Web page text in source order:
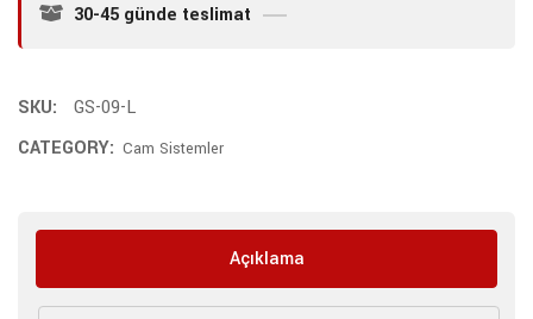
30-45 günde teslimat
SKU:
GS-09-L
CATEGORY: Cam Sistemler
Açıklama